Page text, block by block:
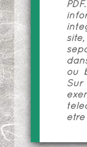
ou
être